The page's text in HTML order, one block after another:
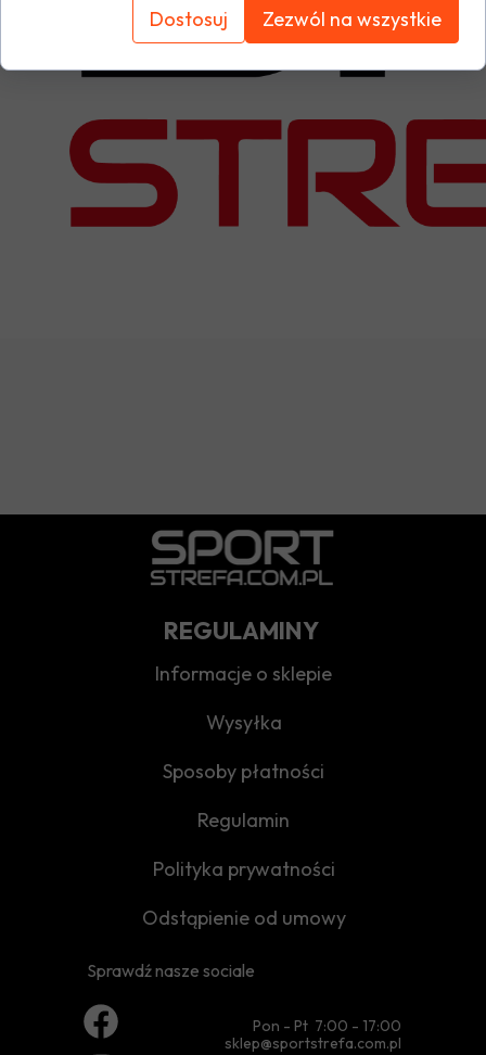
Pon - Pt 7:00 - 17:00
sklep@sportstrefa.com.pl
Sprawdź nasze sociale
REGULAMINY
Odstąpienie od umowy
Polityka prywatności
Regulamin
Sposoby płatności
Wysyłka
Informacje o sklepie
Dostosuj Zezwól na wszystkie